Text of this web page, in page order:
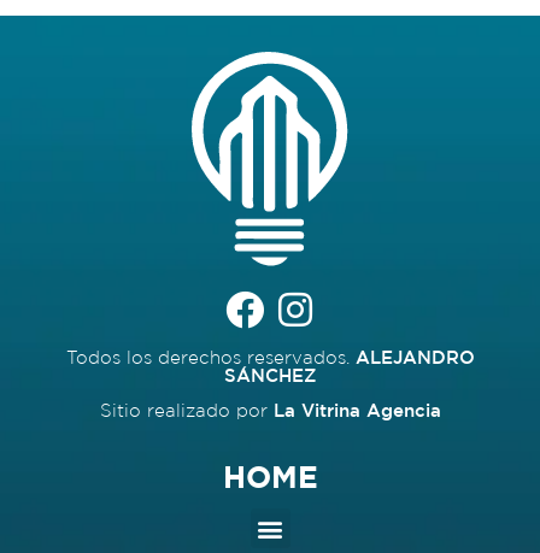
Todos los derechos reservados. ALEJANDRO
SÁNCHEZ
Sitio realizado por La Vitrina Agencia
HOME